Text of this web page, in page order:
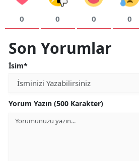
0 0 0 0
Son Yorumlar
İsim*
Yorum Yazın (500 Karakter)